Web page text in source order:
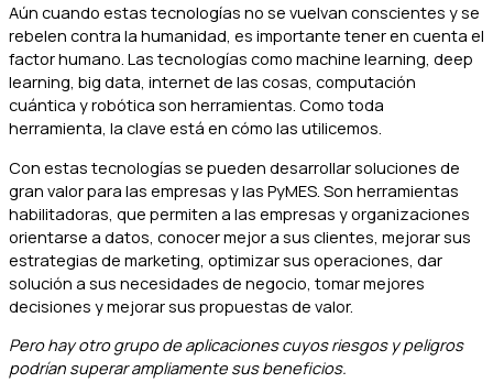
Aún cuando estas tecnologías no se vuelvan conscientes y se
rebelen contra la humanidad, es importante tener en cuenta el
factor humano. Las tecnologías como machine learning, deep
learning, big data, internet de las cosas, computación
cuántica y robótica son herramientas. Como toda
herramienta, la clave está en cómo las utilicemos.
Con estas tecnologías se pueden desarrollar soluciones de
gran valor para las empresas y las PyMES. Son herramientas
habilitadoras, que permiten a las empresas y organizaciones
orientarse a datos, conocer mejor a sus clientes, mejorar sus
estrategias de marketing, optimizar sus operaciones, dar
solución a sus necesidades de negocio, tomar mejores
decisiones y mejorar sus propuestas de valor.
Pero hay otro grupo de aplicaciones cuyos riesgos y peligros
podrían superar ampliamente sus beneficios.